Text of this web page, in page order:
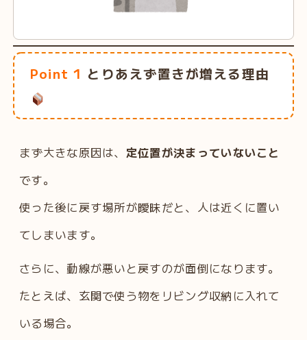
Point 1 とりあえず置きが増える理由
まず大きな原因は、 定位置が決まっていないこと
です。
使った後に戻す場所が曖昧だと、人は近くに置い
てしまいます。
さらに、動線が悪いと戻すのが面倒になります。
たとえば、玄関で使う物をリビング収納に入れて
いる場合。